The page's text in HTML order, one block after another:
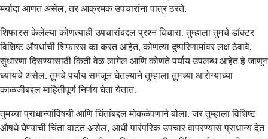
मर्यादा आणत असेल, तर आक्रमक उपचारांना पात्र ठरते.
शिफारस केलेल्या कोणत्याही उपचारांबद्दल प्रश्न विचारा. तुम्हाला तुमचे डॉक्टर
विशिष्ट औषधांची शिफारस का करत आहेत, कोणत्या दुष्परिणामांवर लक्ष ठेवावे,
सुधारणा दिसण्यासाठी किती वेळ लागेल आणि कोणते पर्याय उपलब्ध आहेत हे जाणून
घ्यायचे असेल. तुमचे पर्याय समजून घेतल्याने तुम्हाला तुमच्या आरोग्याच्या
काळजीबद्दल माहितीपूर्ण निर्णय घेता येतात.
तुमच्या प्राधान्यांविषयी आणि चिंतांबद्दल मोकळेपणाने बोला. जर तुम्हाला विशिष्ट
औषधे घेण्याची चिंता वाटत असेल, आधी पारंपरिक उपचार वापरण्यास प्राधान्य देत